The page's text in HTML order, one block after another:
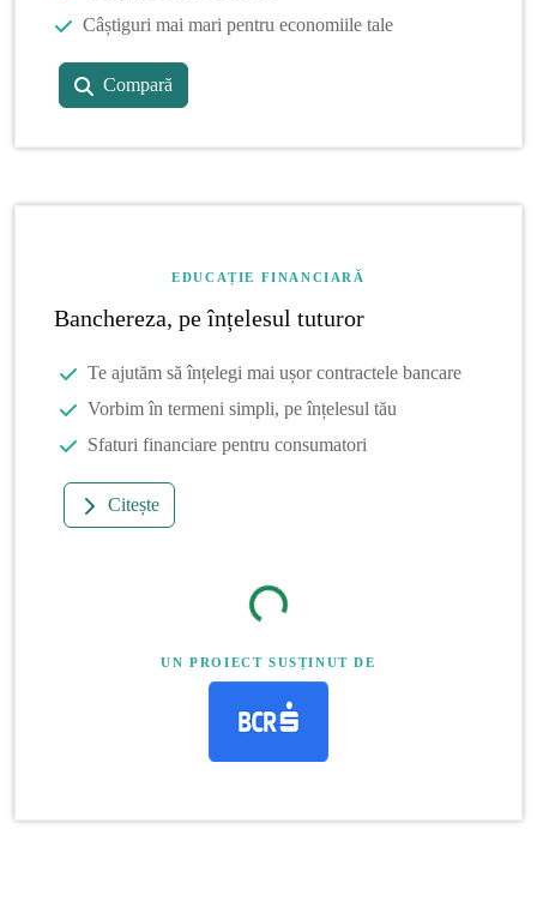
Câștiguri mai mari pentru economiile tale
Compară
EDUCAȚIE FINANCIARĂ
Banchereza, pe înțelesul tuturor
Te ajutăm să înțelegi mai ușor contractele bancare
Vorbim în termeni simpli, pe înțelesul tău
Sfaturi financiare pentru consumatori
Citește
UN PROIECT SUSȚINUT DE